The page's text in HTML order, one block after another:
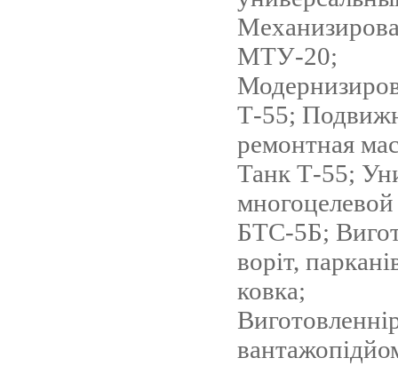
МТУ-20;
Т-55;
ремонтная
Танк Т-55;
многоцелевой
БТС-5Б;
воріт,
ковка;